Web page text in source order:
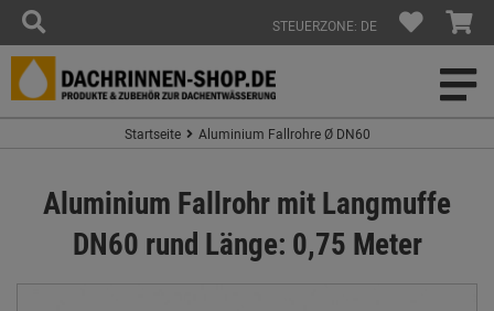
STEUERZONE: DE
Startseite Aluminium Fallrohre Ø DN60
Aluminium Fallrohr mit Langmuffe
DN60 rund Länge: 0,75 Meter